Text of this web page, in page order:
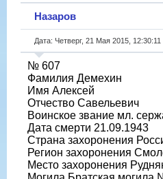
Назаров
Дата: Четверг, 21 Мая 2015,
№ 607
Фамилия Демехин
Имя Алексей
Отчество Савельевич
Воинское звание мл.
Дата смерти 21.09.1943
Страна захоронения
Регион захоронения
Место захоронения